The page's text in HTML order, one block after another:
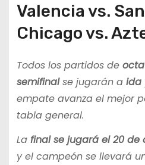
Valencia vs.
Chicago vs.
Todos los partidos de
semifinalse jugarán aida
empate avanza el mejor
tabla general.
La final se jugará el 20 de
y el campeón se llevará